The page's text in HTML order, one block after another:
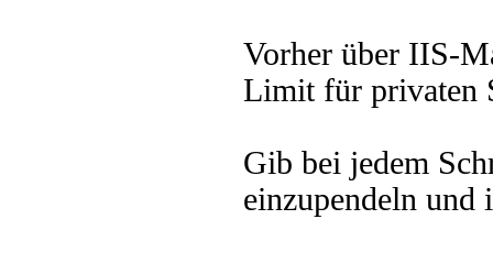
Vorher über IIS-
Limit für privaten
Gib bei jedem
einzupendeln und